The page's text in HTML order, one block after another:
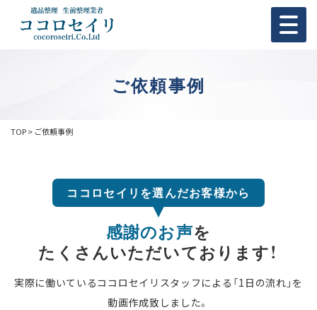
ご依頼事例
TOP ご依頼事例
ココロセイリを選んだお客様から
感謝のお声を
たくさんいただいております！
実際に働いているココロセイリスタッフによる「1日の流れ」を
動画作成致しました。